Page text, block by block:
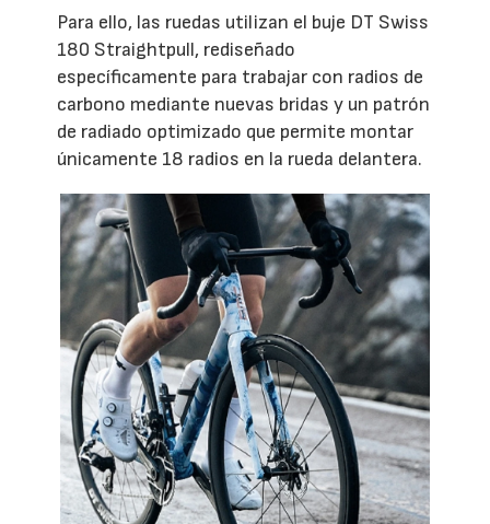
Para ello, las ruedas utilizan el buje DT Swiss
180 Straightpull, rediseñado
específicamente para trabajar con radios de
carbono mediante nuevas bridas y un patrón
de radiado optimizado que permite montar
únicamente 18 radios en la rueda delantera.